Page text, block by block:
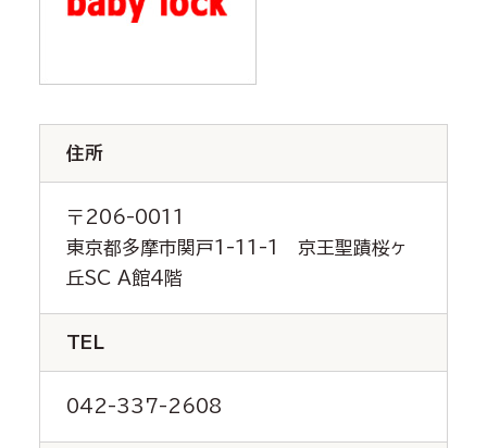
住所
〒206-0011
東京都多摩市関戸1-11-1 京王聖蹟桜ヶ
丘SC A館4階
TEL
042-337-2608